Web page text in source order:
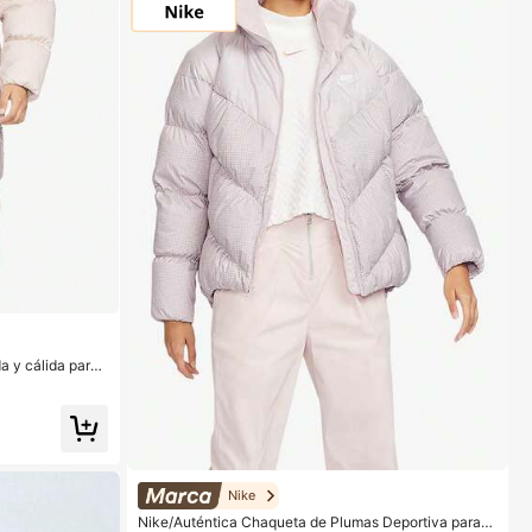
y cálida para
FD8213-1
Nike
Nike/Auténtica Chaqueta de Plumas Deportiva para